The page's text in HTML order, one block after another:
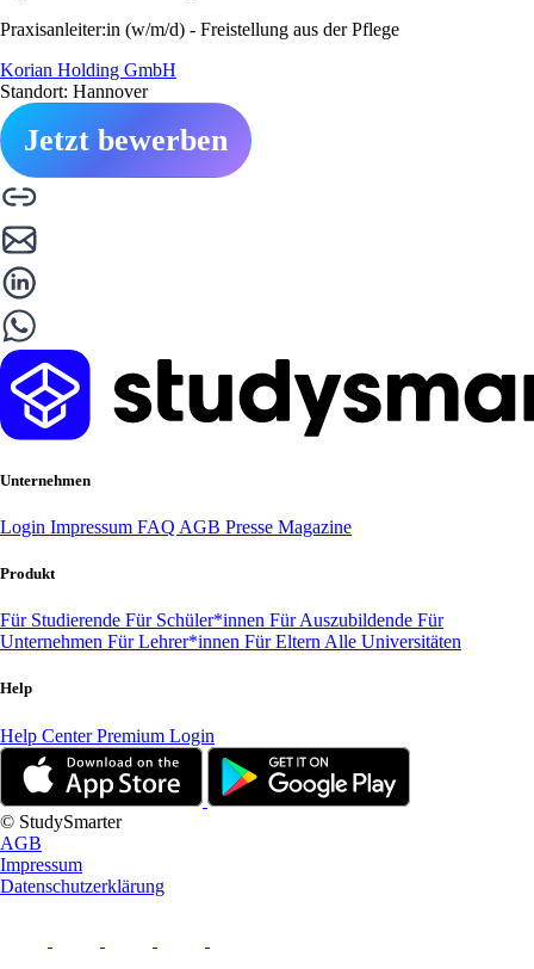
Praxisanleiter:in (w/m/d) - Freistellung aus der Pflege
Korian Holding GmbH
Standort: Hannover
Jetzt bewerben
Unternehmen
Login Impressum FAQ AGB Presse Magazine
Produkt
Für Studierende Für Schüler*innen Für Auszubildende Für
Unternehmen Für Lehrer*innen Für Eltern Alle Universitäten
Help
Help CenterPremium Login
© StudySmarter
AGB
Impressum
Datenschutzerklärung